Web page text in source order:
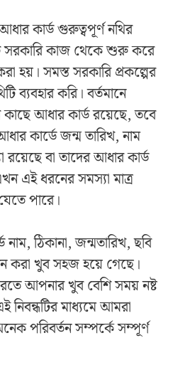
কার্ড গুরুত্বপূর্ণ নথির
সরকারি কাজ থেকে শুরু করে
হয়। সমস্ত সরকারি প্রকল্পের
ব্যবহার করি। বর্তমানে
আধার কার্ড রয়েছে, তবে
কার্ডে জন্ম তারিখ, নাম
বা তাদের আধার কার্ড
এই ধরনের সমস্যা মাত্র
পারে।
ঠিকানা, জন্মতারিখ, ছবি
করা খুব সহজ হয়ে গেছে।
আপনার খুব বেশি সময় নষ্ট
মাধ্যমে আমরা
পরিবর্তন সম্পর্কে সম্পূর্ণ